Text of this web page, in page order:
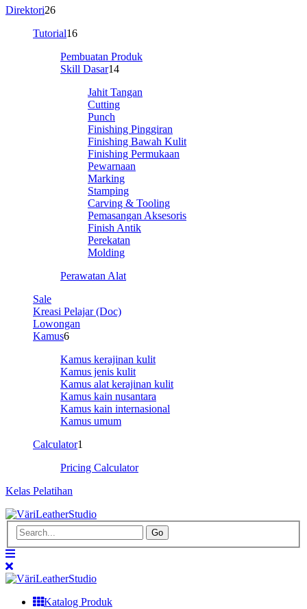
Direktori26
Tutorial16
Pembuatan Produk
Skill Dasar14
Jahit Tangan
Cutting
Punch
Finishing Pinggiran
Finishing Bawah Kulit
Finishing Permukaan
Pewarnaan
Marking
Stamping
Carving & Tooling
Pemasangan Aksesoris
Finish Antik
Perekatan
Molding
Perawatan Alat
Sale
Kreasi Pelajar (Doc)
Lowongan
Kamus6
Kamus kerajinan kulit
Kamus jenis kulit
Kamus alat kerajinan kulit
Kamus kain nusantara
Kamus kain internasional
Kamus umum
Calculator1
Pricing Calculator
Kelas Pelatihan
Search... Go
Katalog Produk